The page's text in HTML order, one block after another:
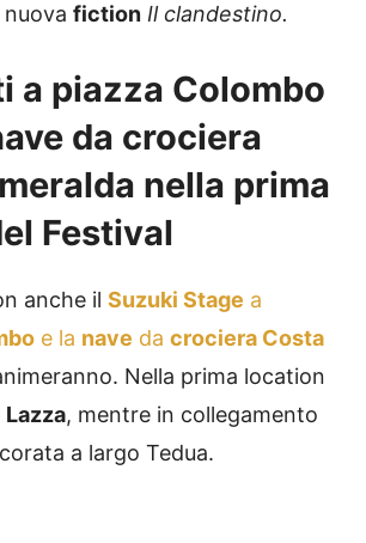
fiction Il clandestino.
a piazza Colombo
da crociera
nella prima
Festival
anche il Suzuki Stage a
e la nave da crociera Costa
Nella prima location
Lazza, mentre in collegamento
a largo Tedua.